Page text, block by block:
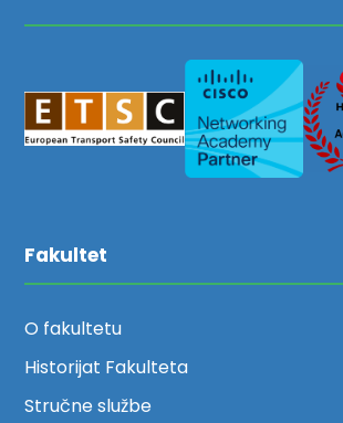
Fakultet
O fakultetu
Historijat Fakulteta
Stručne službe